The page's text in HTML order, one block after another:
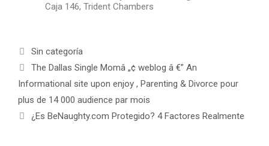
Caja 146, Trident Chambers
Sin categoría
The Dallas Single Momâ „¢ weblog â €” An
Informational site upon enjoy , Parenting & Divorce pour
plus de 14 000 audience par mois
¿Es BeNaughty.com Protegido? 4 Factores Realmente